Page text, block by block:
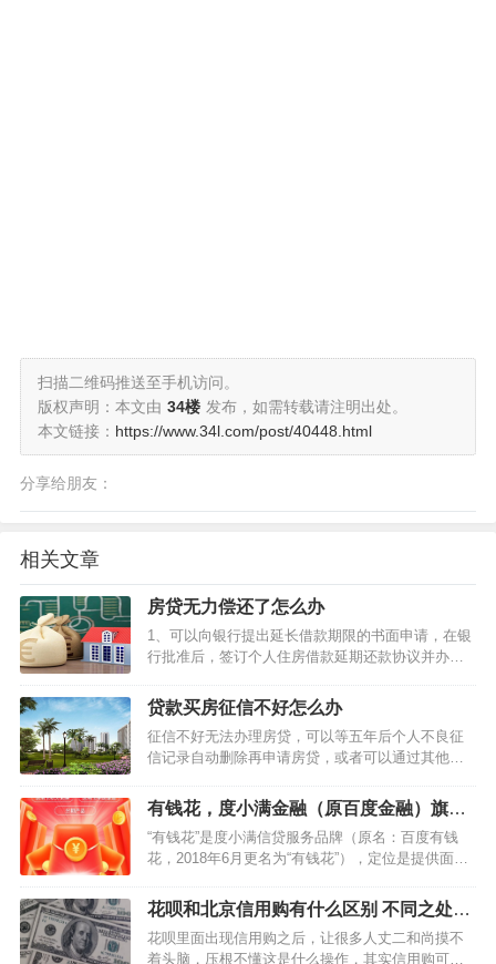
扫描二维码推送至手机访问。
版权声明：本文由 34楼 发布，如需转载请注明出处。
本文链接： https://www.34l.com/post/40448.html
分享给朋友：
相关文章
房贷无力偿还了怎么办
1、可以向银行提出延长借款期限的书面申请，在银
行批准后，签订个人住房借款延期还款协议并办理
将房屋转让或者出售然后将购房款用于还款。 3、债
务到期由银行实现抵押权。 房贷如何还款? 1、等额
本…
贷款买房征信不好怎么办
征信不好无法办理房贷，可以等五年后个人不良征
信记录自动删除再申请房贷，或者可以通过其他方
以通过亲朋好友借钱的方式来购房。 提前还款真的
划算吗 要判断提前还款划不划算，需要根据贷款人
的具体情况来看…
有钱花，度小满金融（原百度金融）旗下
的信贷产品推荐
“有钱花”是度小满信贷服务品牌（原名：百度有钱
花，2018年6月更名为“有钱花”），定位是提供面向
式。1、关于有钱花1)有钱花有哪些特色? 纯线上申
请，无需抵押，申请材料简单，最快30秒审…
花呗和北京信用购有什么区别 不同之处介
绍
花呗里面出现信用购之后，让很多人丈二和尚摸不
着头脑，压根不懂这是什么操作，其实信用购可以